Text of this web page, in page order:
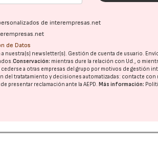
de interempresas.net
de Datos
nuestra(s) newsletter(s). Gestión de cuenta de usuario.
Conservación: mientras dure la relación con Ud., o
a otras empresas del grupo por motivos de gestión
tratatamiento y decisiones automatizadas: contacte con
presentar reclamación ante laAEPD.Más información: